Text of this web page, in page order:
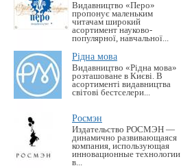
Видавництво «Перо»
пропонує маленьким
читачам широкий
асортимент науково-
популярної, навчальної...
Рідна мова
Видавництво «Рідна мова»
розташоване в Києві. В
асортименті видавництва
світові бестселери...
Росмэн
Издательство РОСМЭН —
динамично развивающаяся
компания, использующая
инновационные технологии
в...